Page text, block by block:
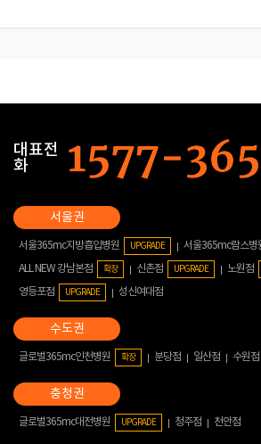
대표전
화
서울365mc지방흡입병원 UPGRADE 서울365mc람스병
ALL NEW 강남본점 확장 신촌점 UPGRADE 노원점
영등포점
UPGRADE 성신여대점
글로벌365mc인천병원 확장 분당점 일산점 수원점
글로벌365mc대전병원 UPGRADE 청주점 천안점